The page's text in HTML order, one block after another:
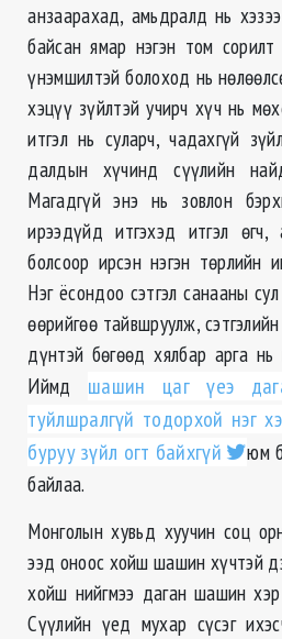
анзаарахад, амьдралд нь
байсан ямар нэгэн том
үнэмшилтэй болоход нь
хэцүү зүйлтэй учирч хүч нь
итгэл нь суларч, чадахгүй
далдын хүчинд сүүлийн
Магадгүй энэ нь зовлон
ирээдүйд итгэхэд итгэл
болсоор ирсэн нэгэн тѳрлийн
Нэг ёсондоо сэтгэл санааны
өөрийгөө тайвшруулж,
дүнтэй бѳгѳѳд хялбар арга
Иймд шашин цаг үеэ
туйлшралгүй тодорхой нэг
буруу зүйл огт байхгүй
юм
байлаа.
Монголын хувьд хуучин соц
ээд оноос хойш шашин хүчтэй
хойш нийгмээ даган шашин
Сүүлийн үед мухар сүсэг